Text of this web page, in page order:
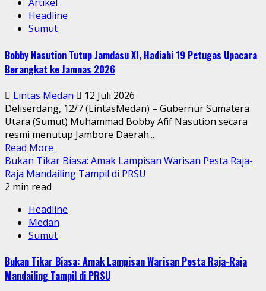
Headline
Sumut
Bobby Nasution Tutup Jamdasu XI, Hadiahi 19 Petugas Upacara
Berangkat ke Jamnas 2026
Lintas Medan
12 Juli 2026
Deliserdang, 12/7 (LintasMedan) – Gubernur Sumatera
Utara (Sumut) Muhammad Bobby Afif Nasution secara
resmi menutup Jambore Daerah...
Read More
Bukan Tikar Biasa: Amak Lampisan Warisan Pesta Raja-
Raja Mandailing Tampil di PRSU
2 min read
Headline
Medan
Sumut
Bukan Tikar Biasa: Amak Lampisan Warisan Pesta Raja-Raja
Mandailing Tampil di PRSU